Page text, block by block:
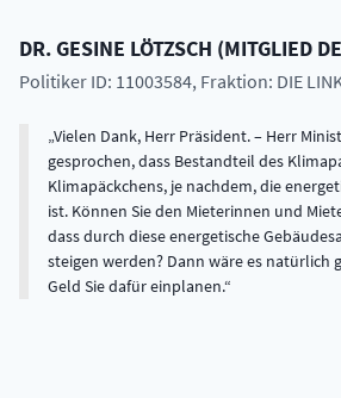
DR.GESINE LÖTZSCH (MITGLIED
Politiker ID: 11003584, Fraktion: DIE
Vielen Dank, Herr Präsident. – Herr
gesprochen, dass Bestandteil des
Klimapäckchens, je nachdem, die
ist. Können Sie den Mieterinnen und
dass durch diese energetische
steigen werden? Dann wäre es natürlich
Geld Sie dafür einplanen.